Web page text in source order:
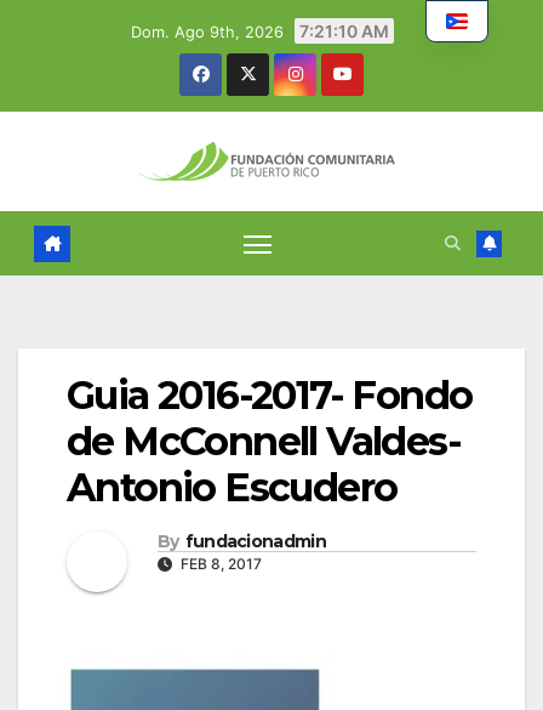
Dom. Ago 9th, 2026 7:21:11 AM
Guia 2016-2017- Fondo
de McConnell Valdes-
Antonio Escudero
By fundacionadmin
FEB 8, 2017